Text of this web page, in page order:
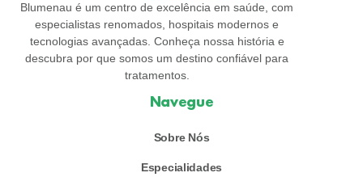
Blumenau é um centro de excelência em saúde, com
especialistas renomados, hospitais modernos e
tecnologias avançadas. Conheça nossa história e
descubra por que somos um destino confiável para
tratamentos.
Navegue
Sobre Nós
Especialidades